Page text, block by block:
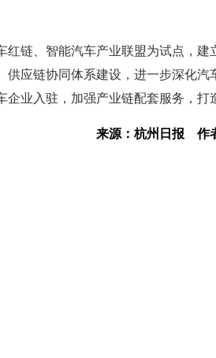
红链、智能汽车产业联盟为试点，
供应链协同体系建设，进一步深化
业入驻，加强产业链配套服务，打
来源：杭州日报 作